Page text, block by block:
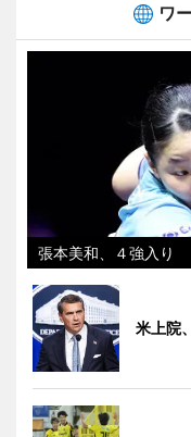
ワ
張本美和、４強入り
米上院